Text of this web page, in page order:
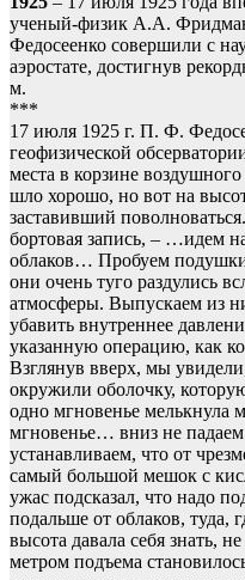
ученый-физик А.А.
Федосеенко совершили с
аэростате, достигнув
м.
***
17 июля 1925 г. П. Ф.
геофизической
места в корзине
шло хорошо, но вот на
заставивший
бортовая запись, – …идем
облаков… Пробуем подушки
они очень туго раздулись
атмосферы. Выпускаем из
убавить внутреннее
указанную операцию, как
Взглянув вверх, мы
окружили оболочку,
одно мгновенье
мгновенье… вниз не
устанавливаем, что от
самый большой мешок с
ужас подсказал, что надо
подальше от облаков,
высота давала себя знать,
метром подъема